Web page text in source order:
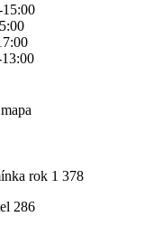
rok 1 378
286